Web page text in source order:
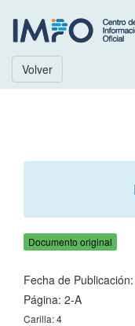
Volver
Documento original
Fecha de
Página: 2-A
Carilla: 4